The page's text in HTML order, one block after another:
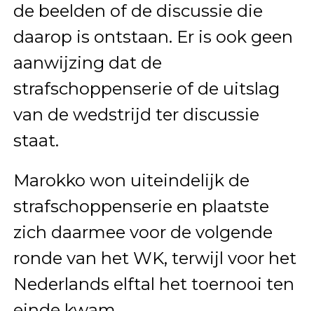
de beelden of de discussie die
daarop is ontstaan. Er is ook geen
aanwijzing dat de
strafschoppenserie of de uitslag
van de wedstrijd ter discussie
staat.
Marokko won uiteindelijk de
strafschoppenserie en plaatste
zich daarmee voor de volgende
ronde van het WK, terwijl voor het
Nederlands elftal het toernooi ten